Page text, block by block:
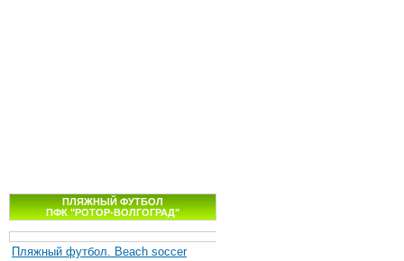
ПЛЯЖНЫЙ ФУТБОЛ
ПФК "РОТОР-ВОЛГОГРАД"
Пляжный футбол. Beach soccer